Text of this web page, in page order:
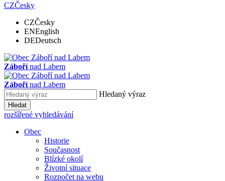
CZČesky
CZČesky
ENEnglish
DEDeutsch
Zábořínad Labem
Zábořínad Labem
Hledaný výraz
Hledat
rozšířené vyhledávání
Obec
Historie
Současnost
Blízké okolí
Životní situace
Rozpočet na webu